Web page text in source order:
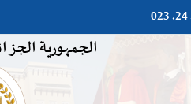
الجمهورية